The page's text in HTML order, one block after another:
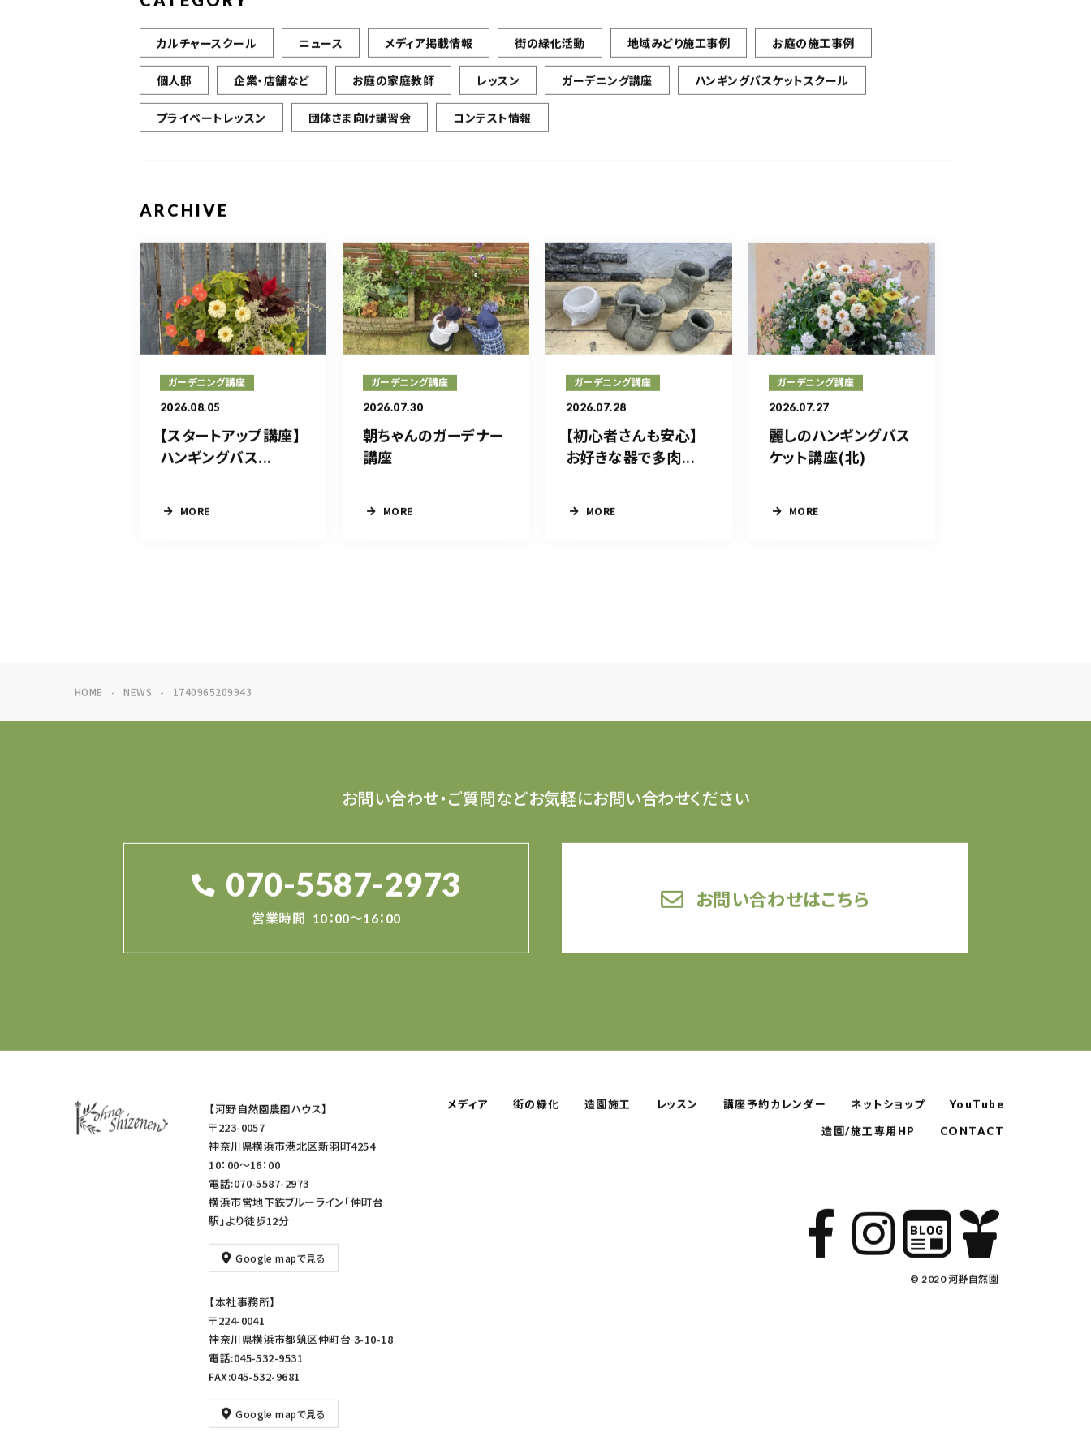
カルチャースクール ニュース メディア掲載情報 街の緑化活動 地域みどり施工事例 お庭の施工事例
個人邸 企業・店舗など お庭の家庭教師 レッスン ガーデニング講座 ハンギングバスケットスクール
プライベートレッスン 団体さま向け講習会 コンテスト情報
ARCHIVE
ガーデニング講座
2026.08.05
【スタートアップ講座】
ハンギングバス...
MORE
ガーデニング講座
2026.07.30
朝ちゃんのガーデナー
講座
MORE
ガーデニング講座
2026.07.28
【初心者さんも安心】
お好きな器で多肉...
MORE
ガーデニング講座
2026.07.27
麗しのハンギングバス
ケット講座(北)
MORE
HOME NEWS 1740965209943
お問い合わせ・ご質問などお気軽にお問い合わせください
070-5587-2973
営業時間 10：00～16：00
お問い合わせはこちら
【河野自然園農園ハウス】
〒223-0057
神奈川県横浜市港北区新羽町4254
10：00～16：00
電話:070-5587-2973
横浜市営地下鉄ブルーライン「仲町台
駅」より徒歩12分
Google mapで見る
【本社事務所】
〒224-0041
神奈川県横浜市都筑区仲町台 3-10-18
電話:045-532-9531
FAX:045-532-9681
Google mapで見る
メディア 街の緑化 造園施工 レッスン 講座予約カレンダー ネットショップ YouTube
造園/施工専用HP CONTACT
© 2020 河野自然園